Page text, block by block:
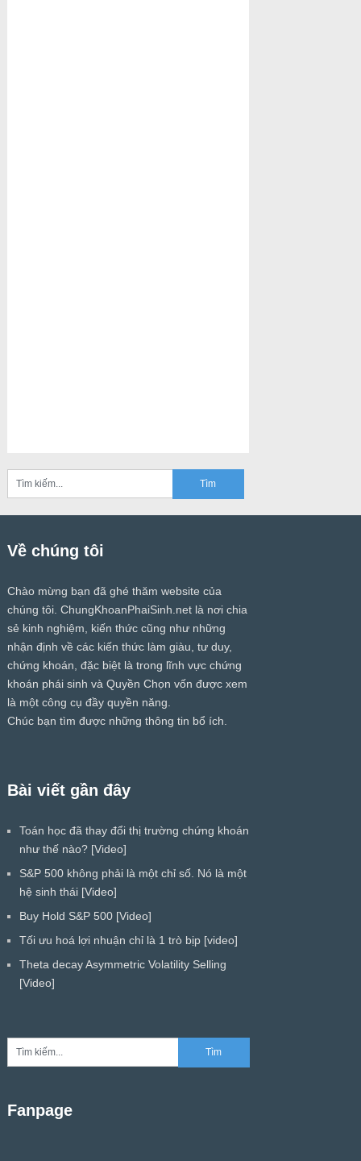
Về chúng tôi
Chào mừng bạn đã ghé thăm website của
chúng tôi. ChungKhoanPhaiSinh.netlà nơi chia
sẻ kinh nghiệm, kiến thức cũng như những
nhận định về các kiến thức làm giàu, tư duy,
chứng khoán, đặc biệt là trong lĩnh vực chứng
khoán phái sinh và Quyền Chọn vốn được xem
là một công cụ đầy quyền năng.
Chúc bạn tìm được những thông tin bổ ích.
Bài viết gần đây
Toán học đã thay đổi thị trường chứng khoán
như thế nào? [Video]
S&P 500 không phải là một chỉ số. Nó là một
hệ sinh thái [Video]
Buy Hold S&P 500 [Video]
Tối ưu hoá lợi nhuận chỉ là 1 trò bịp [video]
Theta decay Asymmetric Volatility Selling
[Video]
Fanpage